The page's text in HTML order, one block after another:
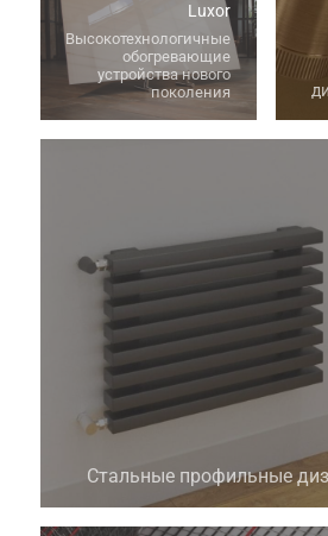
Стальные профильные
Luxor
Высокотехнологичные
обогревающие
устройства нового
поколения